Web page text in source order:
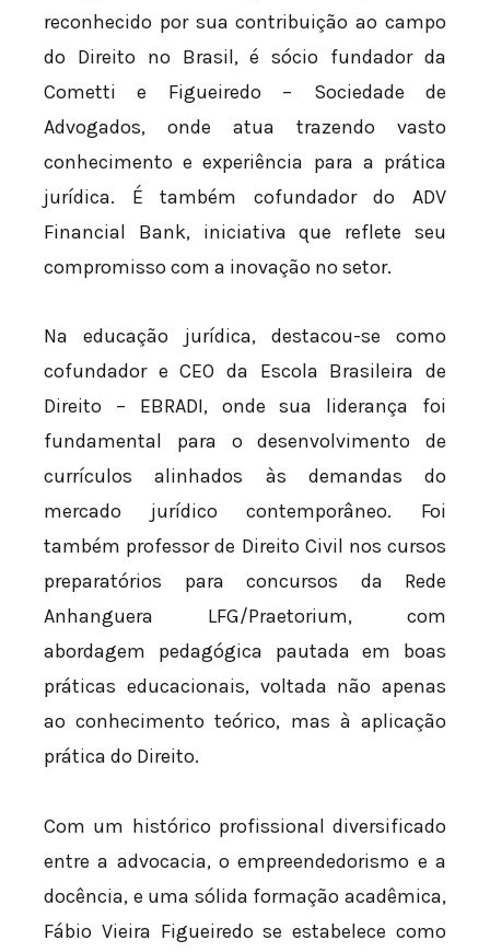
reconhecido por sua contribuição ao campo
do Direito no Brasil, é sócio fundador da
Cometti e Figueiredo – Sociedade de
Advogados, onde atua trazendo vasto
conhecimento e experiência para a prática
jurídica. É também cofundador do ADV
Financial Bank, iniciativa que reflete seu
compromisso com a inovação no setor.
Na educação jurídica, destacou-se como
cofundador e CEO da Escola Brasileira de
Direito – EBRADI, onde sua liderança foi
fundamental para o desenvolvimento de
currículos alinhados às demandas do
mercado jurídico contemporâneo. Foi
também professor de Direito Civil nos cursos
preparatórios para concursos da Rede
Anhanguera LFG/Praetorium, com
abordagem pedagógica pautada em boas
práticas educacionais, voltada não apenas
ao conhecimento teórico, mas à aplicação
prática do Direito.
Com um histórico profissional diversificado
entre a advocacia, o empreendedorismo e a
docência, e uma sólida formação acadêmica,
Fábio Vieira Figueiredo se estabelece como